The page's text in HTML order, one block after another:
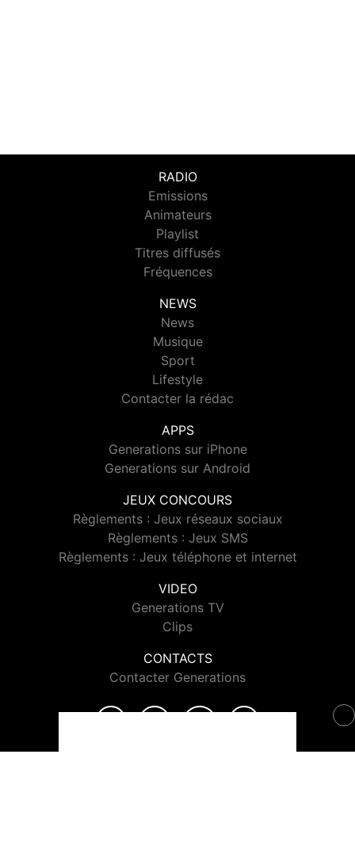
RADIO
Emissions
Animateurs
Playlist
Titres diffusés
Fréquences
NEWS
News
Musique
Sport
Lifestyle
Contacter la rédac
APPS
Generations sur iPhone
Generations sur Android
JEUX CONCOURS
Règlements : Jeux réseaux sociaux
Règlements : Jeux SMS
Règlements : Jeux téléphone et internet
VIDEO
Generations TV
Clips
CONTACTS
Contacter Generations